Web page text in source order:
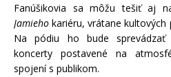
Fanúšikovia sa môžu tešiť aj
Jamieho kariéru, vrátane kultových
Na pódiu ho bude
koncerty postavené na
spojení s publikom.